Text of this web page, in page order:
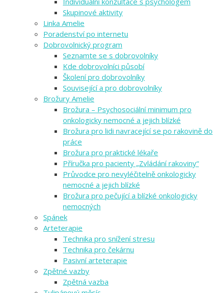
Skupinové aktivity
Linka Amelie
Poradenství po internetu
Dobrovolnický program
Seznamte se s dobrovolníky
Kde dobrovolníci působí
Školení pro dobrovolníky
Související a pro dobrovolníky
Brožury Amelie
Brožura – Psychosociální minimum pro
onkologicky nemocné a jejich blízké
Brožura pro lidi navracející se po rakovině do
práce
Brožura pro praktické lékaře
Příručka pro pacienty „Zvládání rakoviny“
Průvodce pro nevyléčitelně onkologicky
nemocné a jejich blízké
Brožura pro pečující a blízké onkologicky
nemocných
Spánek
Arteterapie
Technika pro snížení stresu
Technika pro čekárnu
Pasivní arteterapie
Zpětné vazby
Zpětná vazba